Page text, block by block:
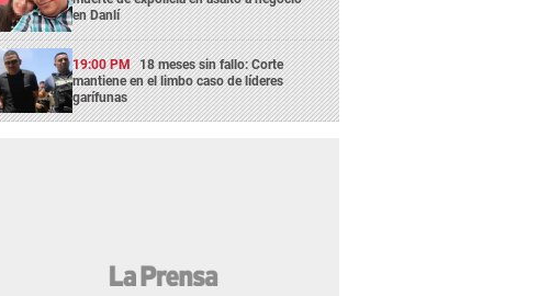
en Danlí
19:00 PM 18 meses sin fallo: Corte
mantiene en el limbo caso de líderes
garífunas